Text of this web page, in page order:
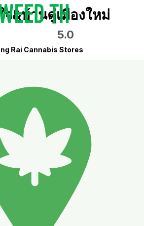
จ&บ้านดู่เมืองใหม่
5.0
Rai Cannabis Stores